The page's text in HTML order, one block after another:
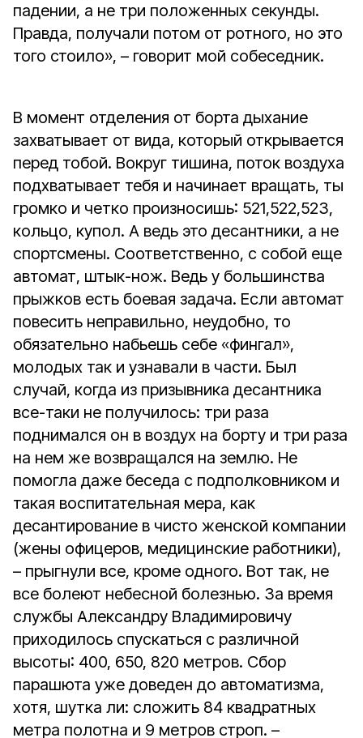
падении, а не три положенных секунды.
Правда, получали потом от ротного, но это
того стоило», – говорит мой собеседник.
В момент отделения от борта дыхание
захватывает от вида, который открывается
перед тобой. Вокруг тишина, поток воздуха
подхватывает тебя и начинает вращать, ты
громко и четко произносишь: 521,522,523,
кольцо, купол. А ведь это десантники, а не
спортсмены. Соответственно, с собой еще
автомат, штык-нож. Ведь у большинства
прыжков есть боевая задача. Если автомат
повесить неправильно, неудобно, то
обязательно набьешь себе «фингал»,
молодых так и узнавали в части. Был
случай, когда из призывника десантника
все-таки не получилось: три раза
поднимался он в воздух на борту и три раза
на нем же возвращался на землю. Не
помогла даже беседа с подполковником и
такая воспитательная мера, как
десантирование в чисто женской компании
(жены офицеров, медицинские работники),
– прыгнули все, кроме одного. Вот так, не
все болеют небесной болезнью. За время
службы Александру Владимировичу
приходилось спускаться с различной
высоты: 400, 650, 820 метров. Сбор
парашюта уже доведен до автоматизма,
хотя, шутка ли: сложить 84 квадратных
метра полотна и 9 метров строп. –